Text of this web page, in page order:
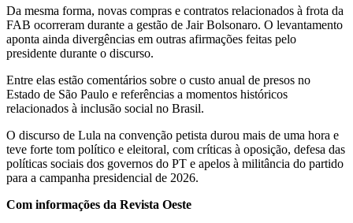
Da mesma forma, novas compras e contratos relacionados à frota da
FAB ocorreram durante a gestão de Jair Bolsonaro. O levantamento
aponta ainda divergências em outras afirmações feitas pelo
presidente durante o discurso.
Entre elas estão comentários sobre o custo anual de presos no
Estado de São Paulo e referências a momentos históricos
relacionados à inclusão social no Brasil.
O discurso de Lula na convenção petista durou mais de uma hora e
teve forte tom político e eleitoral, com críticas à oposição, defesa das
políticas sociais dos governos do PT e apelos à militância do partido
para a campanha presidencial de 2026.
Com informações da Revista Oeste